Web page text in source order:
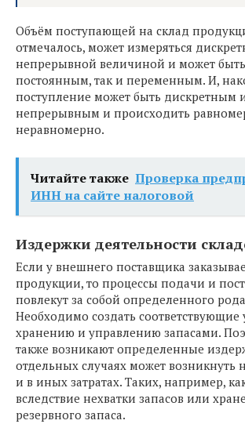
Объём поступающей на склад
отмечалось, может измеряться
непрерывной величиной и может
постоянным, так и переменным. И,
поступление может быть дискретным
непрерывным и происходить
неравномерно.
Читайте также Проверка
ИНН на сайте налоговой
Издержки деятельности
Если у внешнего поставщика
продукции, то процессы подачи и
повлекут за собой определенного
Необходимо создать соответствующие
хранению и управлению запасами.
также возникают определенные
отдельных случаях может возникнуть
и в иных затратах. Таких, например,
вследствие нехватки запасов или
резервного запаса.